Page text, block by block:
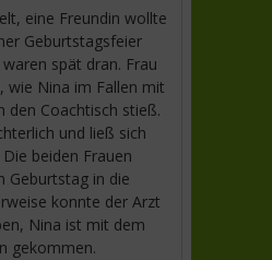
eine Freundin wollte
Geburtstagsfeier
spät dran. Frau
wie Nina im Fallen mit
den Coachtisch stieß.
und ließ sich
beiden Frauen
Geburtstag in die
konnte der Arzt
Nina ist mit dem
gekommen.